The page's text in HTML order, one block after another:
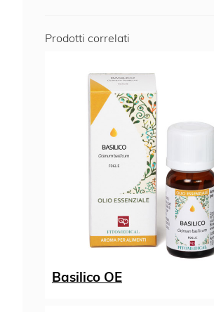
Prodotti correlati
Basilico OE